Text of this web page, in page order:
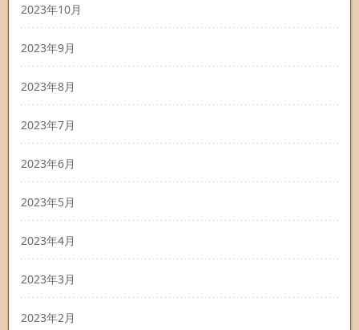
2023年10月
2023年9月
2023年8月
2023年7月
2023年6月
2023年5月
2023年4月
2023年3月
2023年2月